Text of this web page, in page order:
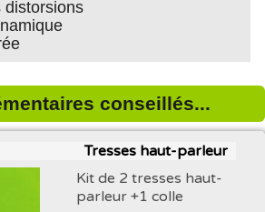
distorsions
conseillés...
Tresses haut-parleur
Kit de 2 tresses haut-
parleur +1 colle